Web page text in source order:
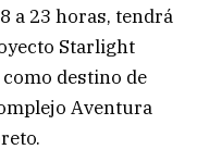
a 23 horas, tendrá
Starlight
destino de
Aventura